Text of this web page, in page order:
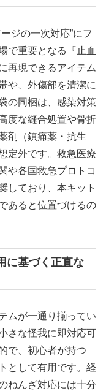
ジの一次対応”にフ
で重要となる『止血
現できるアイテム
や、外傷部を清潔に
の同梱は、感染対策
度な縫合処置や骨折
剤（鎮痛薬・抗生
定外です。救急医療
や各国救急プロトコ
しており、本キット
あると位置づけるの
に基づく正直な
ムが一通り揃ってい
さな怪我に即対応可
で、初心者が持つ
として有用です。経
ねんざ対応には十分